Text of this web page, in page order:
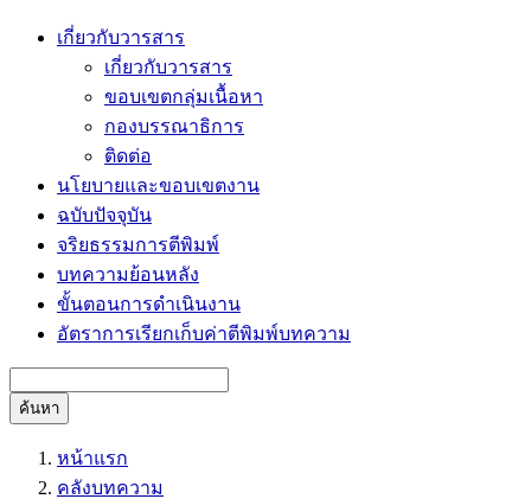
เกี่ยวกับวารสาร
เกี่ยวกับวารสาร
ขอบเขตกลุ่มเนื้อหา
กองบรรณาธิการ
ติดต่อ
นโยบายและขอบเขตงาน
ฉบับปัจจุบัน
จริยธรรมการตีพิมพ์
บทความย้อนหลัง
ขั้นตอนการดำเนินงาน
อัตราการเรียกเก็บค่าตีพิมพ์บทความ
ค้นหา
หน้าแรก
คลังบทความ